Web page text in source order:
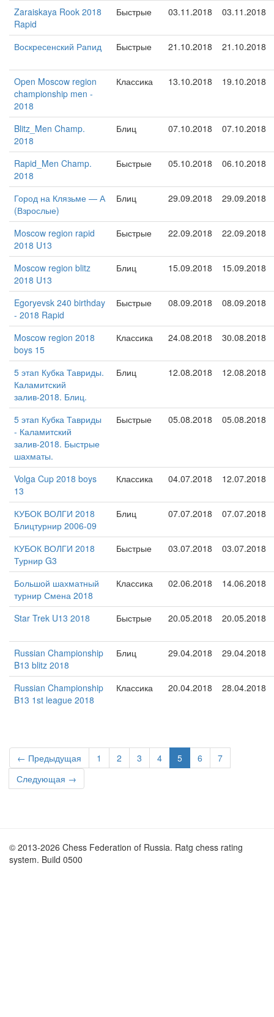
Zaraiskaya Rook 2018
Rapid
Быстрые 03.11.2018 03.11.2018
Воскресенский Рапид Быстрые 21.10.2018 21.10.2018
Open Moscow region
championship men -
2018
Классика 13.10.2018 19.10.2018
Blitz_Men Champ.
2018
Блиц 07.10.2018 07.10.2018
Rapid_Men Champ.
2018
Быстрые 05.10.2018 06.10.2018
Город на Клязьме — А
(Взрослые)
Блиц 29.09.2018 29.09.2018
Moscow region rapid
2018 U13
Быстрые 22.09.2018 22.09.2018
Moscow region blitz
2018 U13
Блиц 15.09.2018 15.09.2018
Egoryevsk 240 birthday
- 2018 Rapid
Быстрые 08.09.2018 08.09.2018
Moscow region 2018
boys 15
Классика 24.08.2018 30.08.2018
5 этап Кубка Тавриды.
Каламитский
залив-2018. Блиц.
Блиц 12.08.2018 12.08.2018
5 этап Кубка Тавриды
- Каламитский
залив-2018. Быстрые
шахматы.
Быстрые 05.08.2018 05.08.2018
Volga Cup 2018 boys
13
Классика 04.07.2018 12.07.2018
КУБОК ВОЛГИ 2018
Блицтурнир 2006-09
Блиц 07.07.2018 07.07.2018
КУБОК ВОЛГИ 2018
Турнир G3
Быстрые 03.07.2018 03.07.2018
Большой шахматный
турнир Смена 2018
Классика 02.06.2018 14.06.2018
Star Trek U13 2018 Быстрые 20.05.2018 20.05.2018
Russian Championship
B13 blitz 2018
Блиц 29.04.2018 29.04.2018
Russian Championship
B13 1st league 2018
Классика 20.04.2018 28.04.2018
← Предыдущая 1 2 3 4 5 6
7
Следующая →
© 2013-2026 Chess Federation of Russia. Ratg chess rating
system. Build 0500